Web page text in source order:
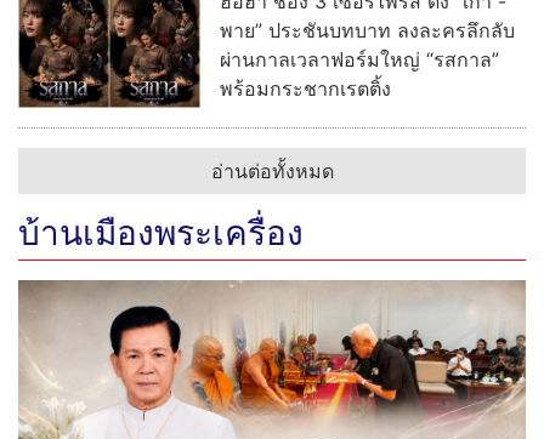
"สุนันท์ ตาปสนันท์" หนึ่งในมือบริหาร น.ส.พ.บ้านเมือง จาก
ไป "ทิ้งไว้แต่คุณงามความดี 44 ปีแห่งความทรงจำ"
พระเด่นคนดังบ้านเมือง (2 ส.ค.69)